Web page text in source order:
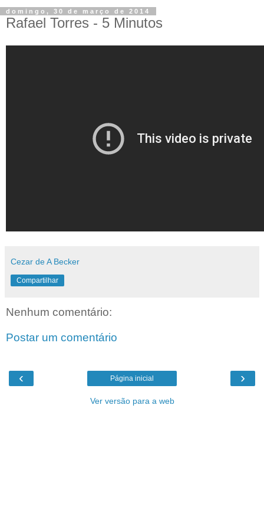
domingo, 30 de março de 2014
Rafael Torres - 5 Minutos
Cezar de A Becker
Compartilhar
Nenhum comentário:
Postar um comentário
‹ ›
Página inicial
Ver versão para a web